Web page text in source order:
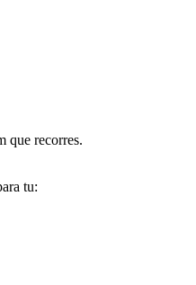
que recorres.
tu: